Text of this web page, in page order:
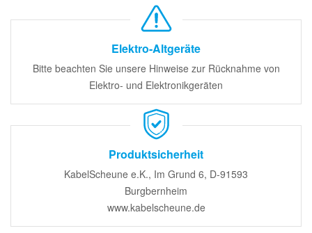
Elektro-Altgeräte
Bitte beachten Sie unsere Hinweise zur Rücknahme von
Elektro- und Elektronikgeräten
Produktsicherheit
KabelScheune e.K., Im Grund 6, D-91593
Burgbernheim
www.kabelscheune.de